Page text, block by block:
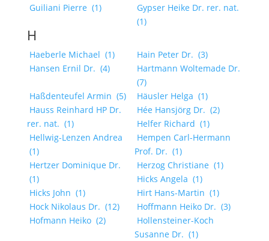
Guiliani Pierre (1)
Gypser Heike Dr. rer. nat.
(1)
H
Haeberle Michael (1) Hain Peter Dr. (3)
Hansen Ernil Dr. (4)
Hartmann Woltemade Dr.
(7)
Haßdenteufel Armin (5) Häusler Helga (1)
Hauss Reinhard HP Dr.
rer. nat. (1)
Hée Hansjörg Dr. (2)
Helfer Richard (1)
Hellwig-Lenzen Andrea
(1)
Hempen Carl-Hermann
Prof. Dr. (1)
Hertzer Dominique Dr.
(1)
Herzog Christiane (1)
Hicks Angela (1)
Hicks John (1) Hirt Hans-Martin (1)
Hock Nikolaus Dr. (12) Hoffmann Heiko Dr. (3)
Hofmann Heiko (2)
Hollensteiner-Koch
Susanne Dr. (1)